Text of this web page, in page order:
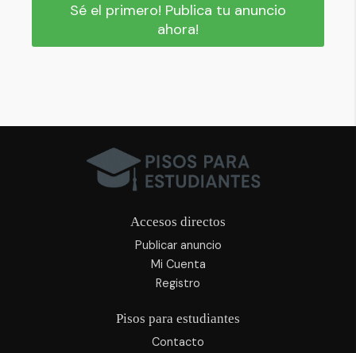
Sé el primero! Publica tu anuncio
ahora!
Accesos directos
Publicar anuncio
Mi Cuenta
Registro
Pisos para estudiantes
Contacto